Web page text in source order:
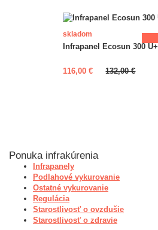
skladom
Infrapanel Ecosun 300 U+
116,00 € 132,00 €
Ponuka infrakúrenia
Infrapanely
Podlahové vykurovanie
Ostatné vykurovanie
Regulácia
Starostlivosť o ovzdušie
Starostlivosť o zdravie